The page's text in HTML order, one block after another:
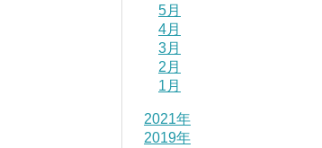
5月
4月
3月
2月
1月
2021年
2019年